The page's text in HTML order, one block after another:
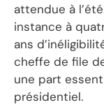
attendue à
instance à
ans
cheffe de file
une part
présidentiel.